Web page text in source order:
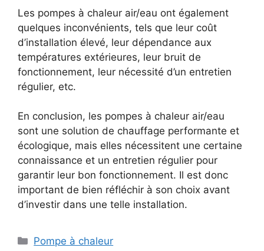
Les pompes à chaleur air/eau ont également
quelques inconvénients, tels que leur coût
d’installation élevé, leur dépendance aux
températures extérieures, leur bruit de
fonctionnement, leur nécessité d’un entretien
régulier, etc.
En conclusion, les pompes à chaleur air/eau
sont une solution de chauffage performante et
écologique, mais elles nécessitent une certaine
connaissance et un entretien régulier pour
garantir leur bon fonctionnement. Il est donc
important de bien réfléchir à son choix avant
d’investir dans une telle installation.
Catégories
Pompe à chaleur